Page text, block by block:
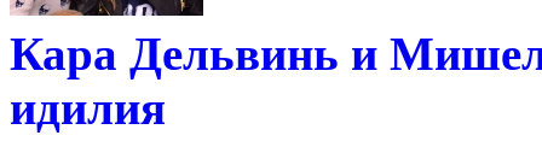
Кара Дельвинь и
идилия